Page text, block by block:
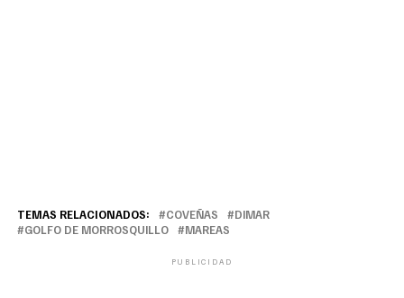
TEMAS RELACIONADOS: COVEÑAS
DIMAR
GOLFO DE MORROSQUILLO
MAREAS
PUBLICIDAD